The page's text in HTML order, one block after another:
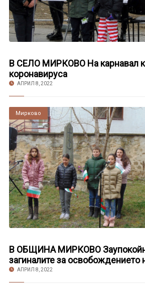
В СЕЛО МИРКОВО На карнавал
коронавируса
АПРИЛ 8, 2022
Мирково
В ОБЩИНА МИРКОВО
загиналите за освобождението
АПРИЛ 8, 2022